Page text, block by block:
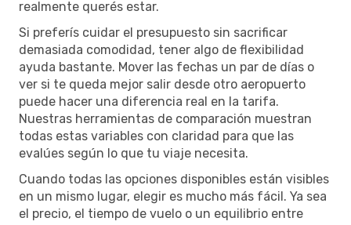
realmente querés estar.
Si preferís cuidar el presupuesto sin sacrificar
demasiada comodidad, tener algo de flexibilidad
ayuda bastante. Mover las fechas un par de días o
ver si te queda mejor salir desde otro aeropuerto
puede hacer una diferencia real en la tarifa.
Nuestras herramientas de comparación muestran
todas estas variables con claridad para que las
evalúes según lo que tu viaje necesita.
Cuando todas las opciones disponibles están visibles
en un mismo lugar, elegir es mucho más fácil. Ya sea
el precio, el tiempo de vuelo o un equilibrio entre